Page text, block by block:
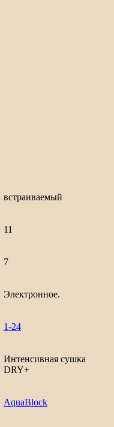
встраиваемый
11
7
Электронное.
1-24
Интенсивная сушка
DRY+
AquaBlock